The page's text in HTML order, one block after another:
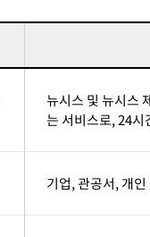
뉴시스 및 뉴시스
는 서비스로, 24시
기업, 관공서, 개인